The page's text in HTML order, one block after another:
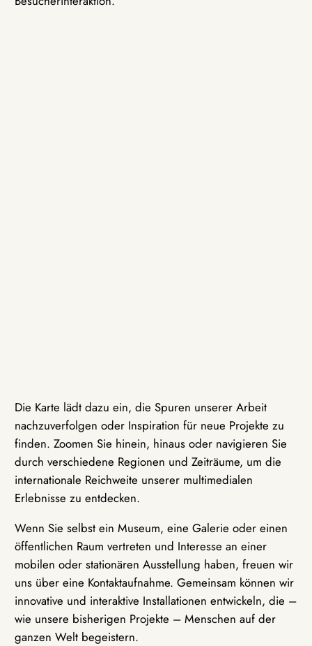
Die Karte lädt dazu ein, die Spuren unserer Arbeit
nachzuverfolgen oder Inspiration für neue Projekte zu
finden. Zoomen Sie hinein, hinaus oder navigieren Sie
durch verschiedene Regionen und Zeiträume, um die
internationale Reichweite unserer multimedialen
Erlebnisse zu entdecken.
Wenn Sie selbst ein Museum, eine Galerie oder einen
öffentlichen Raum vertreten und Interesse an einer
mobilen oder stationären Ausstellung haben, freuen wir
uns über eine Kontaktaufnahme. Gemeinsam können wir
innovative und interaktive Installationen entwickeln, die –
wie unsere bisherigen Projekte – Menschen auf der
ganzen Welt begeistern.